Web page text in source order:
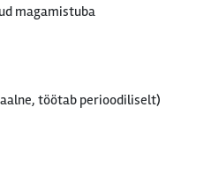
magamistuba
töötab perioodiliselt)